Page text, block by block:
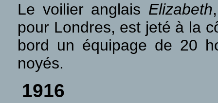
Le voilier anglais Elizabeth
pour Londres, est jeté à la
bord un équipage de 20
noyés.
1916